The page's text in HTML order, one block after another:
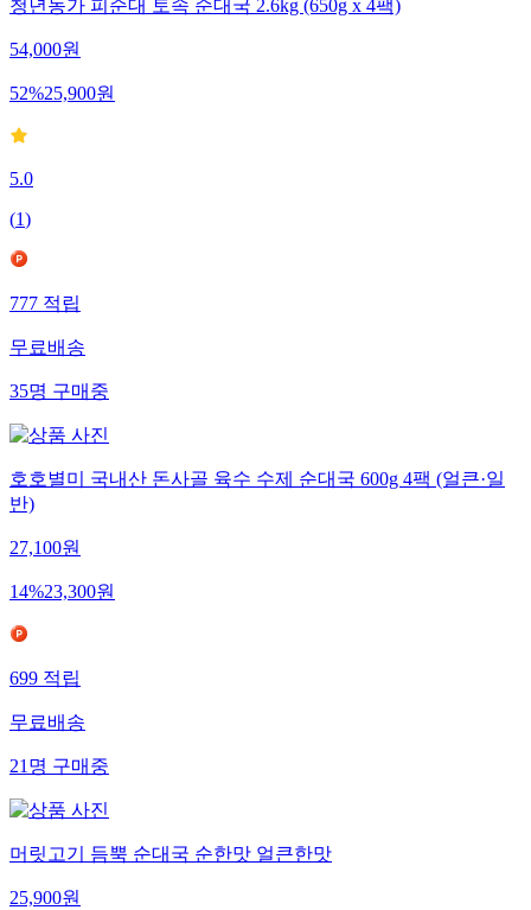
청년농가 피순대 토속 순대국 2.6kg (650g x 4팩)
54,000원
52%25,900원
5.0
(1)
777 적립
무료배송
35명 구매중
호호별미 국내산 돈사골 육수 수제 순대국 600g 4팩 (얼큰·일
반)
27,100원
14%23,300원
699 적립
무료배송
21 명 구매중
머릿고기 듬뿍 순대국 순한맛 얼큰한맛
25,900원